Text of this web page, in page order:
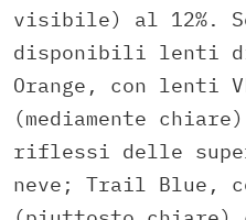
visibile) al 12%.
disponibili lenti di
Orange, con lenti
(mediamente
riflessi delle
neve; Trail Blue,